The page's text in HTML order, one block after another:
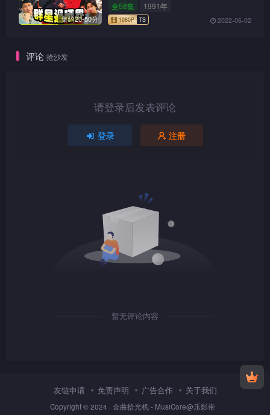
1080P TS
1080P TS
集约20-50分
全58集 1991年
2022-06-02
评论 抢沙发
请登录后发表评论
登录 注册
暂无评论内容
友链申请 免责声明 广告合作 关于我们
Copyright © 2024 · 金曲拾光机 - MusiCore@乐影带 ·